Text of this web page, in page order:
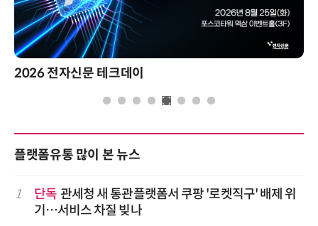
2026 전자신문 테크데이
플랫폼유통 많이 본 뉴스
1 단독 관세청 새 통관플랫폼서 쿠팡 '로켓직구' 배제 위
기…서비스 차질 빚나